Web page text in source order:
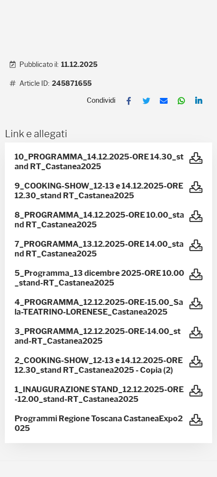
Pubblicato il: 11.12.2025
Article ID: 245871655
w
m
W
Link e allegati
10_PROGRAMMA_14.12.2025-ORE 14.30_st
and RT_Castanea2025
9_COOKING-SHOW_12-13 e 14.12.2025-ORE
12.30_stand RT_Castanea2025
8_PROGRAMMA_14.12.2025-ORE 10.00_sta
nd RT_Castanea2025
7_PROGRAMMA_13.12.2025-ORE 14.00_sta
nd RT_Castanea2025
5_Programma_13 dicembre 2025-ORE 10.00
_stand-RT_Castanea2025
4_PROGRAMMA_12.12.2025-ORE-15.00_Sa
la-TEATRINO-LORENESE_Castanea2025
3_PROGRAMMA_12.12.2025-ORE-14.00_st
and-RT_Castanea2025
2_COOKING-SHOW_12-13 e 14.12.2025-ORE
12.30_stand RT_Castanea2025 - Copia (2)
1_INAUGURAZIONE STAND_12.12.2025-ORE
-12.00_stand-RT_Castanea2025
Programmi Regione Toscana CastaneaExpo2
025